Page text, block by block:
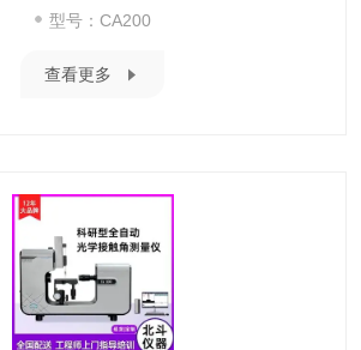
型号：CA200
查看更多